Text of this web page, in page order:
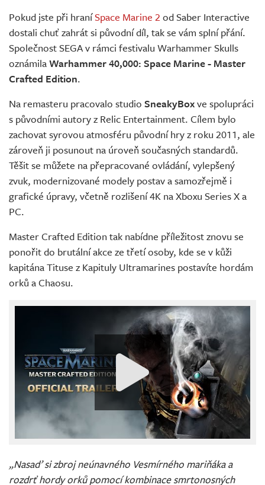
Živě
Pokud jste při hraníSpace Marine 2 od Saber Interactive
dostali chuť zahrát si původní díl, tak se vám splní přání.
Společnost SEGA v rámci festivalu Warhammer Skulls
oznámilaWarhammer 40,000: Space Marine - Master
Crafted Edition.
Na remasteru pracovalo studio SneakyBoxve spolupráci
s původními autory z Relic Entertainment. Cílem bylo
zachovat syrovou atmosféru původní hry z roku 2011, ale
zároveň ji posunout na úroveň současných standardů.
Těšit se můžete na přepracované ovládání, vylepšený
zvuk, modernizované modely postav a samozřejmě i
grafické úpravy, včetně rozlišení 4K na Xboxu Series X a
PC.
Master Crafted Edition tak nabídne příležitost znovu se
ponořit do brutální akce ze třetí osoby, kde se v kůži
kapitána Tituse z Kapituly Ultramarines postavíte hordám
orků a Chaosu.
„Nasaď si zbroj neúnavného Vesmírného mariňáka a
rozdrť hordy orků pomocí kombinace smrtonosných